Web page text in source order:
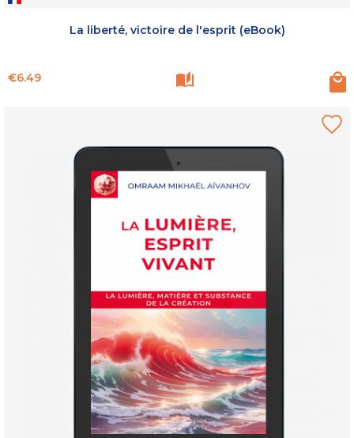
La liberté, victoire de l'esprit (eBook)
Price
€6.49